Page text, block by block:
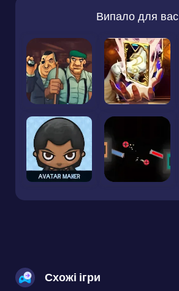
Випало для вас
Схожі ігри